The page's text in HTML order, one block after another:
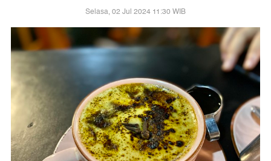
Selasa, 02 Jul 2024 11:30 WIB